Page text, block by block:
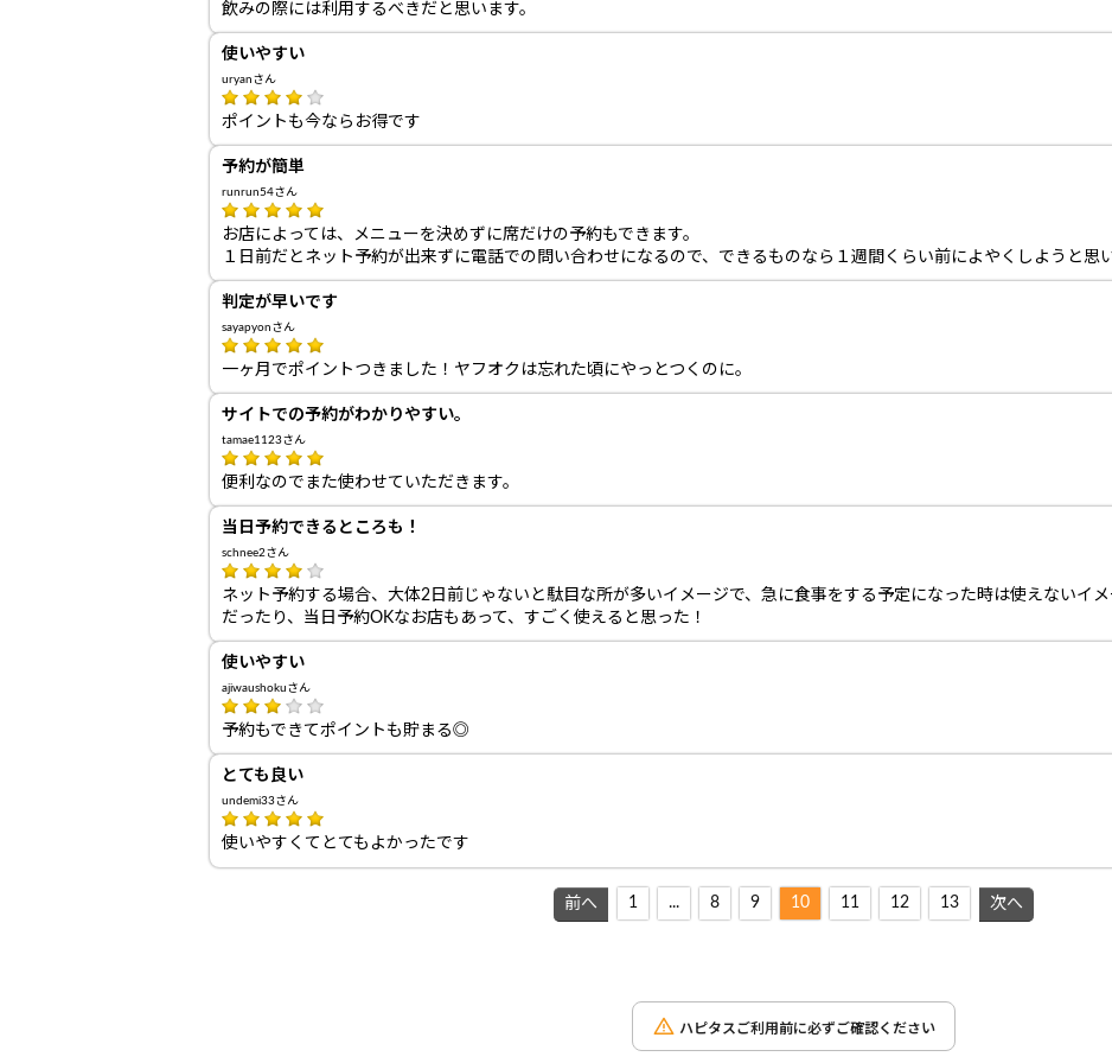
飲みの際には利用するべきだと思います。
使いやすい
uryanさん
ポイントも今ならお得です
予約が簡単
runrun54さん
お店によっては、メニューを決めずに席だけの予約もできます。
１日前だとネット予約が出来ずに電話での問い合わせになるので、できるものなら１週間くらい前によやくしようと思い
判定が早いです
sayapyonさん
一ヶ月でポイントつきました！ヤフオクは忘れた頃にやっとつくのに。
サイトでの予約がわかりやすい。
tamae1123さん
便利なのでまた使わせていただきます。
当日予約できるところも！
schnee2さん
ネット予約する場合、大体2日前じゃないと駄目な所が多いイメージで、急に食事をする予定になった時は使えないイ
だったり、当日予約OKなお店もあって、すごく使えると思った！
使いやすい
ajiwaushokuさん
予約もできてポイントも貯まる◎
とても良い
undemi33さん
使いやすくてとてもよかったです
前へ 1 ... 8 9 10 11 12 13 次へ
ハピタスご利用前に必ずご確認ください